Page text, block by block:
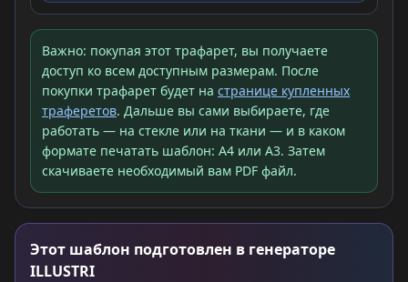
Важно: покупая этот трафарет, вы получаете
доступ ко всем доступным размерам. После
покупки трафарет будет на странице купленных
траферетов. Дальше вы сами выбираете, где
работать — на стекле или на ткани — и в каком
формате печатать шаблон: A4 или A3. Затем
скачиваете необходимый вам PDF файл.
Этот шаблон подготовлен в генераторе
ILLUSTRI